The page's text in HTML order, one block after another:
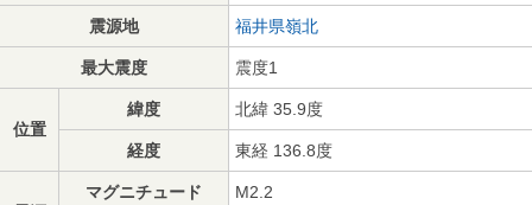
震源地 福井県嶺北
最大震度 震度1
位置
緯度 北緯 35.9度
経度 東経 136.8度
マグニチュード M2.2